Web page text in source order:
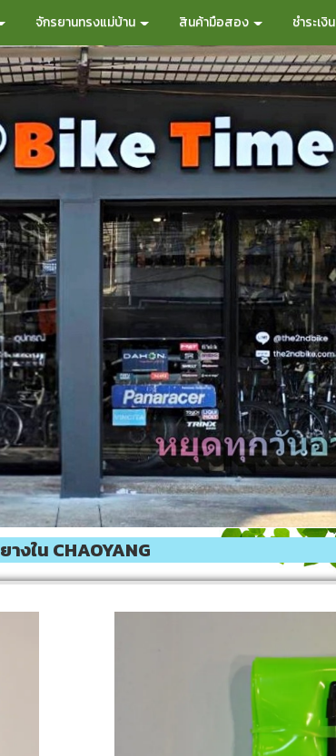
จักรยานทรงแม่บ้าน สินค้ามือสอง ชำระเงิน
ยางใน CHAOYANG